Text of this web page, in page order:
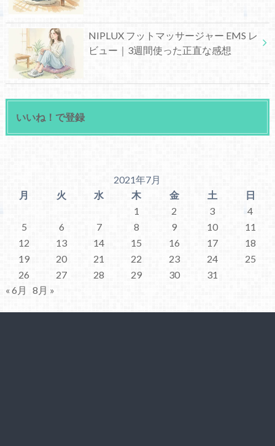
NIPLUX フットマッサージャー EMS レ
ビュー｜3週間使った正直な感想
いいね！で登録
2021年7月
月
火 水 木 金 土
日
1
2 3
4
5
6 7 8 9 10
11
12
13 14 15 16 17
18
19
20 21 22 23 24
25
26
27 28 29 30
31
« 6月
8月 »